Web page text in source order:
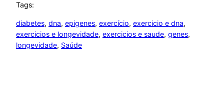
Tags:
diabetes, dna, epigenes, exercício, exercicio e dna
exercicios e longevidade, exercicios e saude, genes
longevidade, Saúde